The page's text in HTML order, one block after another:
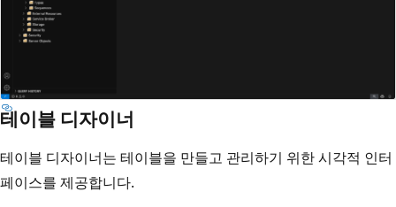
테이블 디자이너
테이블 디자이너는 테이블을 만들고 관리하기 위한 시각적 인터
페이스를 제공합니다.